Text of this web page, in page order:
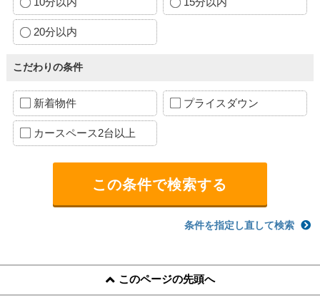
20分以内
こだわりの条件
新着物件 プライスダウン
カースペース2台以上
条件を指定し直して検索
このページの先頭へ